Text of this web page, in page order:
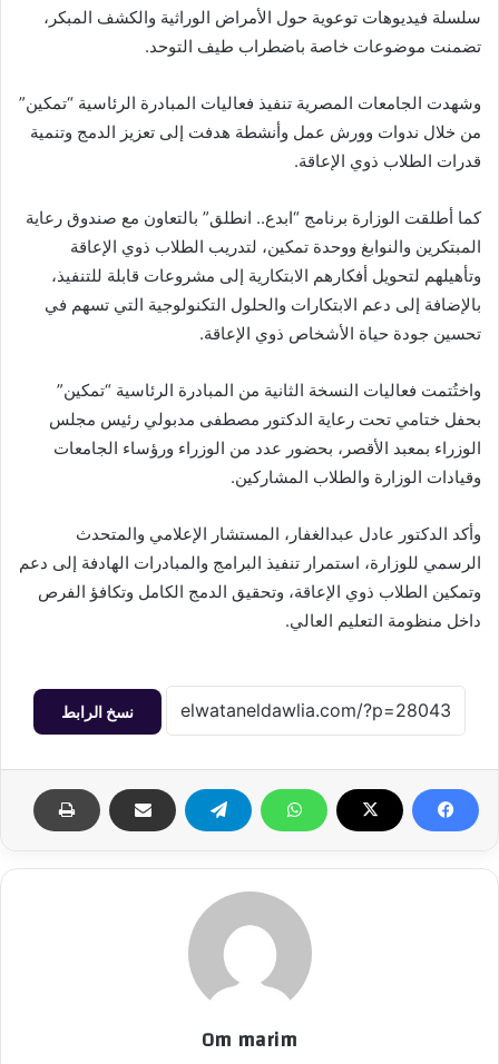
سلسلة فيديوهات توعوية حول الأمراض الوراثية والكشف المبكر،
تضمنت موضوعات خاصة باضطراب طيف التوحد.
وشهدت الجامعات المصرية تنفيذ فعاليات المبادرة الرئاسية “تمكين”
من خلال ندوات وورش عمل وأنشطة هدفت إلى تعزيز الدمج وتنمية
قدرات الطلاب ذوي الإعاقة.
كما أطلقت الوزارة برنامج “ابدع.. انطلق” بالتعاون مع صندوق رعاية
المبتكرين والنوابغ ووحدة تمكين، لتدريب الطلاب ذوي الإعاقة
وتأهيلهم لتحويل أفكارهم الابتكارية إلى مشروعات قابلة للتنفيذ،
بالإضافة إلى دعم الابتكارات والحلول التكنولوجية التي تسهم في
تحسين جودة حياة الأشخاص ذوي الإعاقة.
واختُتمت فعاليات النسخة الثانية من المبادرة الرئاسية “تمكين”
بحفل ختامي تحت رعاية الدكتور مصطفى مدبولي رئيس مجلس
الوزراء بمعبد الأقصر، بحضور عدد من الوزراء ورؤساء الجامعات
وقيادات الوزارة والطلاب المشاركين.
وأكد الدكتور عادل عبدالغفار، المستشار الإعلامي والمتحدث
الرسمي للوزارة، استمرار تنفيذ البرامج والمبادرات الهادفة إلى دعم
وتمكين الطلاب ذوي الإعاقة، وتحقيق الدمج الكامل وتكافؤ الفرص
داخل منظومة التعليم العالي.
نسخ الرابط
Om marim